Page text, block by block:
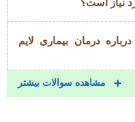
نیاز است؟
درمان بیماری لایم
مشاهده سوالات بیشتر